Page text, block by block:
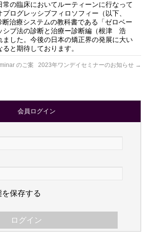
常の臨床においてルーティーンに行なって
ログレッシブフィロソフィー（以下、
治療システムの教科書である「ゼロベー
シブ法の診断と治療ー診断編（根津 浩
ました。今後の日本の矯正界の発展に大い
と期待しております。
のご案
2023年ワンデイセミナーのお知らせ →
会員ログイン
保存する